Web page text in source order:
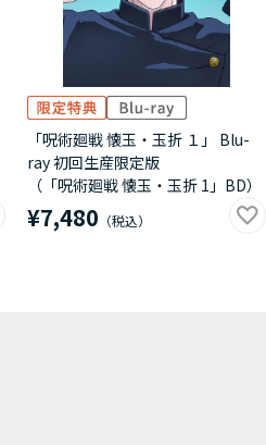
「呪術廻戦 懐玉・玉折 １」 Blu-
ray 初回生産限定版
（「呪術廻戦 懐玉・玉折 1」BD）
¥7,480